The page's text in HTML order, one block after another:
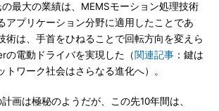
最大の業績は、MEMSモーション処理技術
アプリケーション分野に適用したことであ
術は、手首をひねることで回転方向を変えら
の電動ドライバを実現した（関連記事 ：鍵は
トワーク社会はさらなる進化へ）。
画は極秘のようだが、この先10年間は、